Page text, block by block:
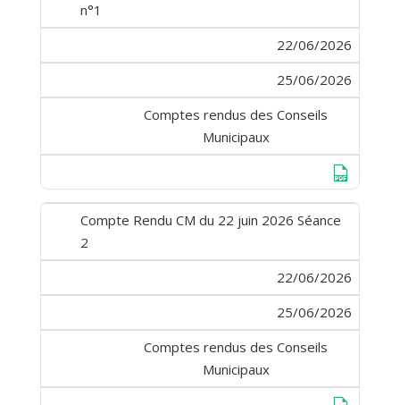
n°1
22/06/2026
25/06/2026
Comptes rendus des Conseils
Municipaux
Compte Rendu CM du 22 juin 2026 Séance
2
22/06/2026
25/06/2026
Comptes rendus des Conseils
Municipaux